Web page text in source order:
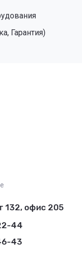
Гарантия)
132, офис 205
44
43